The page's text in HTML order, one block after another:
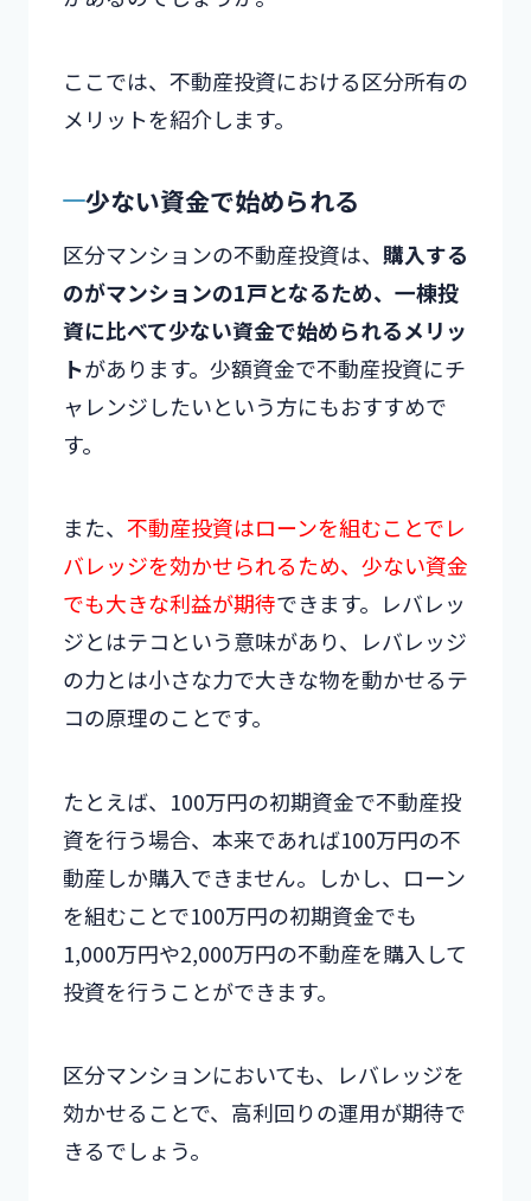
ここでは、不動産投資における区分所有の
メリットを紹介します。
少ない資金で始められる
区分マンションの不動産投資は、 購入する
のがマンションの1戸となるため、一棟投
資に比べて少ない資金で始められるメリッ
トがあります。少額資金で不動産投資にチ
ャレンジしたいという方にもおすすめで
す。
また、 不動産投資はローンを組むことでレ
バレッジを効かせられるため、少ない資金
でも大きな利益が期待できます。レバレッ
ジとはテコという意味があり、レバレッジ
の力とは小さな力で大きな物を動かせるテ
コの原理のことです。
たとえば、100万円の初期資金で不動産投
資を行う場合、本来であれば100万円の不
動産しか購入できません。しかし、ローン
を組むことで100万円の初期資金でも
1,000万円や2,000万円の不動産を購入して
投資を行うことができます。
区分マンションにおいても、レバレッジを
効かせることで、高利回りの運用が期待で
きるでしょう。